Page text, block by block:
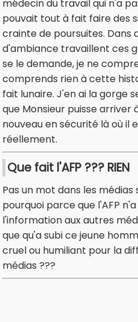
médecin du travail qui n'a
pouvait tout à fait faire des
crainte de poursuites. Dans
d'ambiance travaillent ces
se le demande, je ne
comprends rien à cette
fait lunaire. J'en ai la gorge
que Monsieur puisse arriver
nouveau en sécurité là où il
réellement.
Que fait l'AFP ??? RIEN
Pas un mot dans les
pourquoi parce que l'AFP
l'information aux autres
que qu'a subi ce jeune
cruel ou humiliant pour la
médias ???